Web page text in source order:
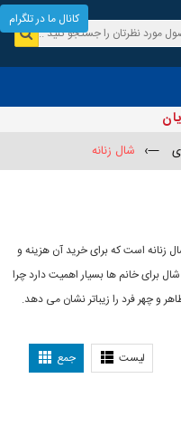
—› شال زنانه
زنانه است که برای خرید آن هزینه و
برای خانم ها بسیار اهمیت دارد چرا
و چهر فرد را زیباتر نشان می دهد.
لیست جمع
کانال ما در تلگرام